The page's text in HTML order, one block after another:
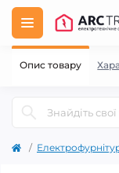
Опис товару